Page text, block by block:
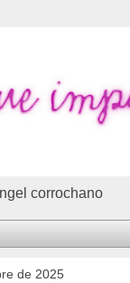
corrochano
de 2025